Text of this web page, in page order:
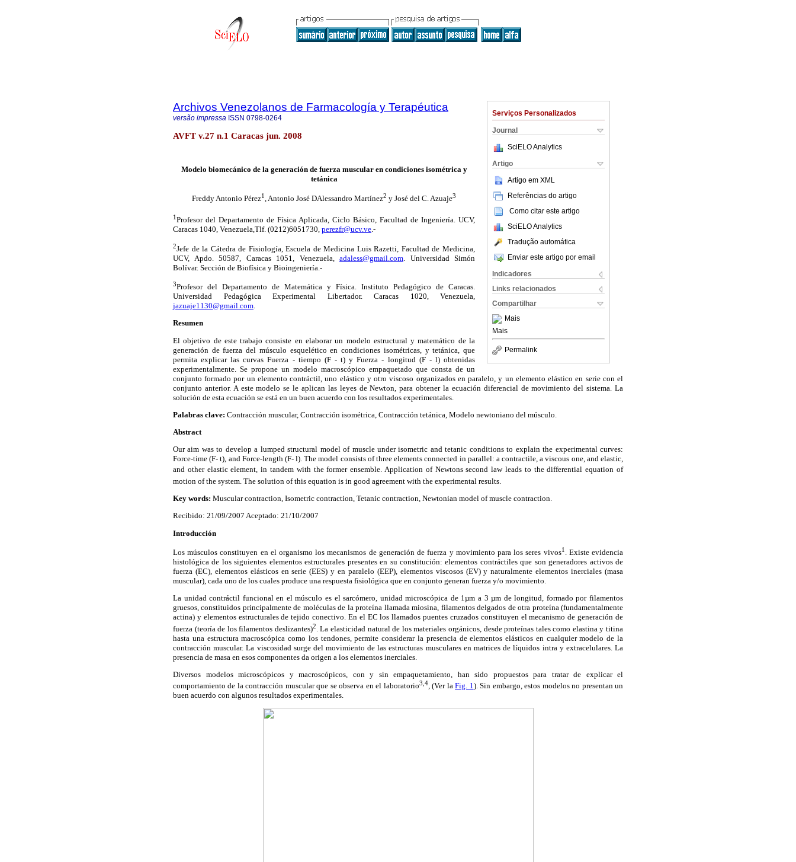
Serviços Personalizados
Journal
SciELO Analytics
Artigo
Artigo em XML
Referências do artigo
Como citar este artigo
SciELO Analytics
Tradução automática
Enviar este artigo por email
Indicadores
Links relacionados
Compartilhar
Mais
Mais
Permalink
Archivos Venezolanos de Farmacología y Terapéutica
versão impressa ISSN 0798-0264
AVFT v.27 n.1 Caracas jun. 2008
Modelo biomecánico de la generación de fuerza muscular en condiciones isométrica y
tetánica
Freddy Antonio Pérez1 , Antonio José DAlessandro Martínez2 y José del C. Azuaje3
1Profesor del Departamento de Física Aplicada, Ciclo Básico, Facultad de Ingeniería. UCV,
Caracas 1040, Venezuela,Tlf. (0212)6051730, perezfr@ucv.ve.-
2Jefe de la Cátedra de Fisiología, Escuela de Medicina Luis Razetti, Facultad de Medicina,
UCV, Apdo. 50587, Caracas 1051, Venezuela, adaless@gmail.com . Universidad Simón
Bolívar. Sección de Biofísica y Bioingeniería.-
3Profesor del Departamento de Matemática y Física. Instituto Pedagógico de Caracas.
Universidad Pedagógica Experimental Libertador. Caracas 1020, Venezuela,
jazuaje1130@gmail.com.
Resumen
El objetivo de este trabajo consiste en elaborar un modelo estructural y matemático de la
generación de fuerza del músculo esquelético en condiciones isométricas, y tetánica, que
permita explicar las curvas Fuerza - tiempo (F - t) y Fuerza - longitud (F - l) obtenidas
experimentalmente. Se propone un modelo macroscópico empaquetado que consta de un
conjunto formado por un elemento contráctil, uno elástico y otro viscoso organizados en paralelo, y un elemento elástico en serie con el
conjunto anterior. A este modelo se le aplican las leyes de Newton, para obtener la ecuación diferencial de movimiento del sistema. La
solución de esta ecuación se está en un buen acuerdo con los resultados experimentales.
Palabras clave: Contracción muscular, Contracción isométrica, Contracción tetánica, Modelo newtoniano del músculo.
Abstract
Our aim was to develop a lumped structural model of muscle under isometric and tetanic conditions to explain the experimental curves:
Force-time (F- t), and Force-length (F- l). The model consists of three elements connected in parallel: a contractile, a viscous one, and elastic,
and other elastic element, in tandem with the former ensemble. Application of Newtons second law leads to the differential equation of
motion of the system. The solution of this equation is in good agreement with the experimental results.
Key words: Muscular contraction, Isometric contraction, Tetanic contraction, Newtonian model of muscle contraction.
Recibido: 21/09/2007 Aceptado: 21/10/2007
Introducción
Los músculos constituyen en el organismo los mecanismos de generación de fuerza y movimiento para los seres vivos1 . Existe evidencia
histológica de los siguientes elementos estructurales presentes en su constitución: elementos contráctiles que son generadores activos de
fuerza (EC), elementos elásticos en serie (EES) y en paralelo (EEP), elementos viscosos (EV) y naturalmente elementos inerciales (masa
muscular), cada uno de los cuales produce una respuesta fisiológica que en conjunto generan fuerza y/o movimiento.
La unidad contráctil funcional en el músculo es el sarcómero, unidad microscópica de 1µm a 3 µm de longitud, formado por filamentos
gruesos, constituidos principalmente de moléculas de la proteína llamada miosina, filamentos delgados de otra proteína (fundamentalmente
actina) y elementos estructurales de tejido conectivo. En el EC los llamados puentes cruzados constituyen el mecanismo de generación de
fuerza (teoría de los filamentos deslizantes)2 . La elasticidad natural de los materiales orgánicos, desde proteínas tales como elastina y titina
hasta una estructura macroscópica como los tendones, permite considerar la presencia de elementos elásticos en cualquier modelo de la
contracción muscular. La viscosidad surge del movimiento de las estructuras musculares en matrices de líquidos intra y extracelulares. La
presencia de masa en esos componentes da origen a los elementos inerciales.
Diversos modelos microscópicos y macroscópicos, con y sin empaquetamiento, han sido propuestos para tratar de explicar el
comportamiento de la contracción muscular que se observa en el laboratorio3,4, (Ver laFig. 1). Sin embargo, estos modelos no presentan un
buen acuerdo con algunos resultados experimentales.